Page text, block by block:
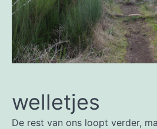
welletjes
De rest van ons loopt verder,